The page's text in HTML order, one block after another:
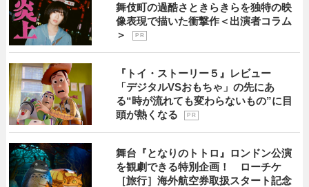
舞伎町の過酷さときらきらを独特の映
像表現で描いた衝撃作＜出演者コラム
＞
P R
『トイ・ストーリー５』レビュー
「デジタルVSおもちゃ」の先にあ
る“時が流れても変わらないもの”に目
頭が熱くなる
P R
舞台『となりのトトロ』ロンドン公演
を観劇できる特別企画！ ローチケ
［旅行］海外航空券取扱スタート記念